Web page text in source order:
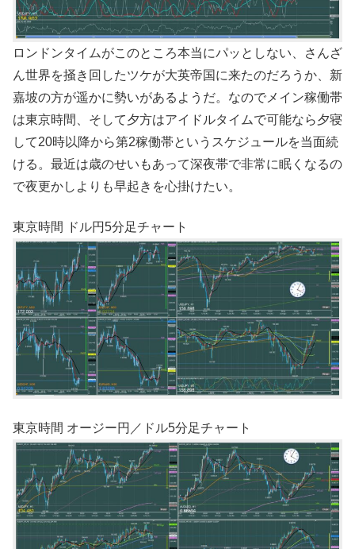
ロンドンタイムがこのところ本当にパッとしない、さんざ
ん世界を掻き回したツケが大英帝国に来たのだろうか、新
嘉坡の方が遥かに勢いがあるようだ。なのでメイン稼働帯
は東京時間、そして夕方はアイドルタイムで可能なら夕寝
して20時以降から第2稼働帯というスケジュールを当面続
ける。最近は歳のせいもあって深夜帯で非常に眠くなるの
で夜更かしよりも早起きを心掛けたい。
東京時間 ドル円5分足チャート
東京時間 オージー円／ドル5分足チャート